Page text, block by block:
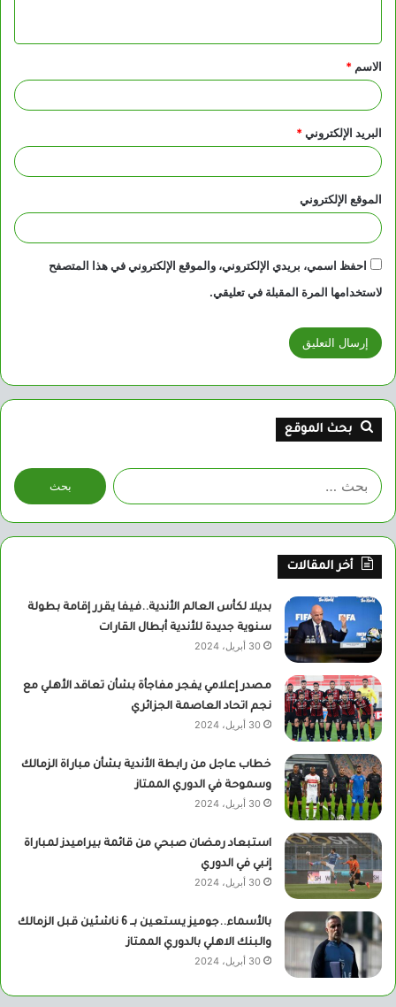
ق
*
الاسم *
البريد الإلكتروني*
الموقع الإلكتروني
احفظ اسمي، بريدي الإلكتروني، والموقع الإلكتروني في هذا المتصفح
لاستخدامها المرة المقبلة في تعليقي.
بحث الموقع
البحث
عن:
أخر المقالات
بديلا لكأس العالم الأندية..فيفا يقرر إقامة بطولة
سنوية جديدة للأندية أبطال القارات
30 أبريل، 2024
مصدر إعلامي يفجر مفاجأة بشأن تعاقد الأهلي مع
نجم اتحاد العاصمة الجزائري
30 أبريل، 2024
خطاب عاجل من رابطة الأندية بشأن مباراة الزمالك
وسموحة في الدوري الممتاز
30 أبريل، 2024
استبعاد رمضان صبحي من قائمة بيراميدز لمباراة
إنبي في الدوري
30 أبريل، 2024
بالأسماء..جوميز يستعين بــ 6 ناشئين قبل الزمالك
والبنك الاهلي بالدوري الممتاز
30 أبريل، 2024